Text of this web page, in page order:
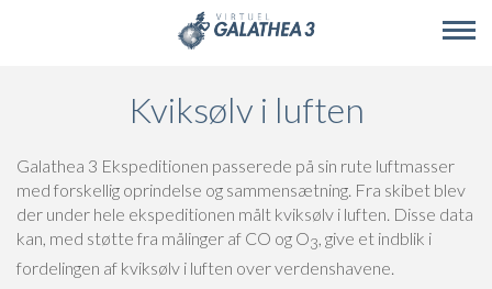
Kviksølv i luften
Galathea 3 Ekspeditionen passerede på sin rute luftmasser
med forskellig oprindelse og sammensætning. Fra skibet blev
der under hele ekspeditionen målt kviksølv i luften. Disse data
kan, med støtte fra målinger af CO og O3, give et indblik i
fordelingen af kviksølv i luften over verdenshavene.